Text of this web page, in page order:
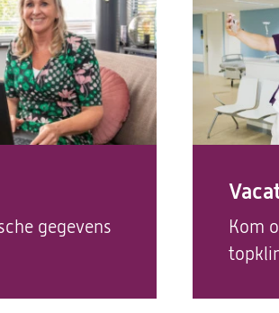
gegevens
Kom